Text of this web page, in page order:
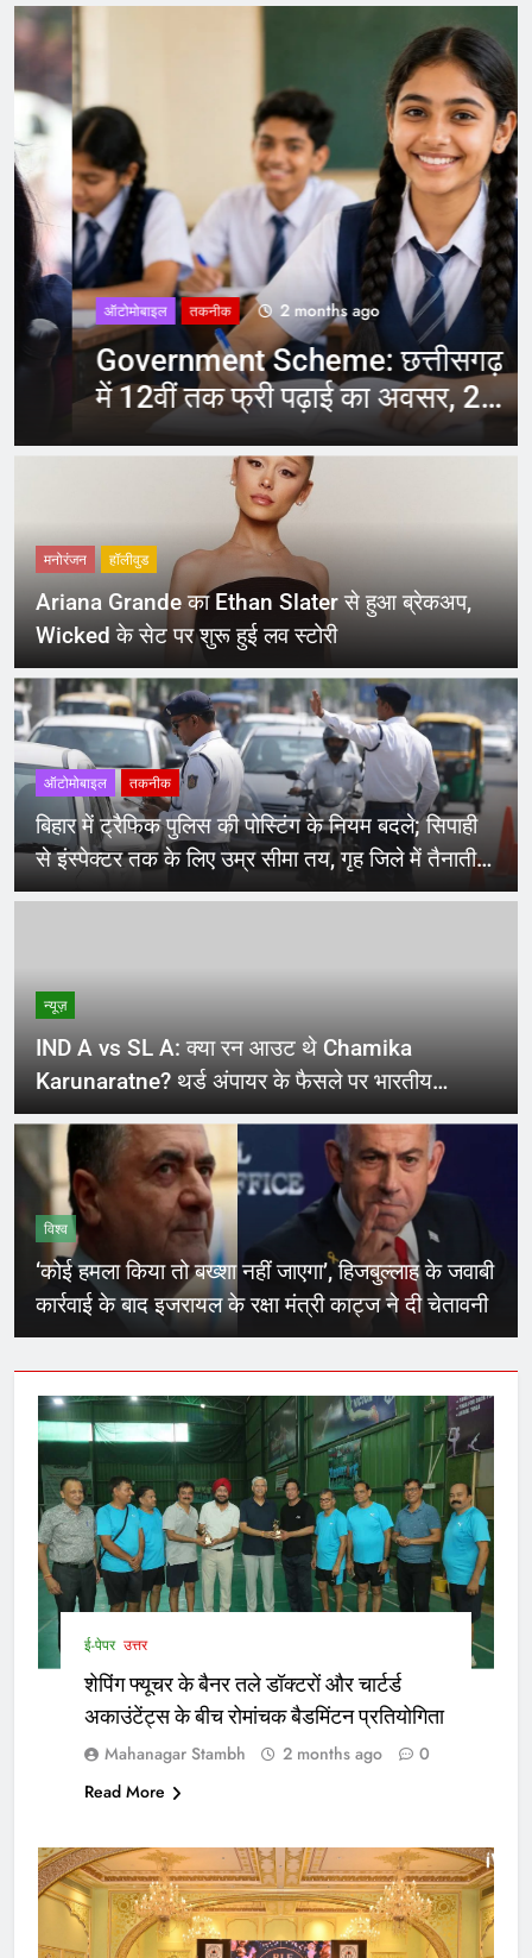
ऑटोमोबाइल तकनीक 2 months ago
Government Scheme: छत्तीसगढ़
में 12वीं तक फ्री पढ़ाई का अवसर, 20
जून से पहले करें आवेदन
मनोरंजन हॉलीवुड
Ariana Grande का Ethan Slater से हुआ ब्रेकअप,
Wicked के सेट पर शुरू हुई लव स्टोरी
ऑटोमोबाइल तकनीक
बिहार में ट्रैफिक पुलिस की पोस्टिंग के नियम बदले; सिपाही
से इंस्पेक्टर तक के लिए उम्र सीमा तय, गृह जिले में तैनाती
पर रोक
न्यूज़
IND A vs SL A: क्या रन आउट थे Chamika
Karunaratne? थर्ड अंपायर के फैसले पर भारतीय
खिलाड़ियों ने जताई नाराजगी
विश्व
‘कोई हमला किया तो बख्शा नहीं जाएगा’, हिजबुल्लाह के जवाबी
कार्रवाई के बाद इजरायल के रक्षा मंत्री काट्ज ने दी चेतावनी
ई-पेपर उत्तर
शेपिंग फ्यूचर के बैनर तले डॉक्टरों और चार्टर्ड
अकाउंटेंट्स के बीच रोमांचक बैडमिंटन प्रतियोगिता
Mahanagar Stambh 2 months ago
0
Read More